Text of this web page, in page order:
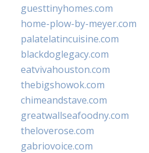
guesttinyhomes.com
home-plow-by-meyer.com
palatelatincuisine.com
blackdoglegacy.com
eatvivahouston.com
thebigshowok.com
chimeandstave.com
greatwallseafoodny.com
theloverose.com
gabriovoice.com